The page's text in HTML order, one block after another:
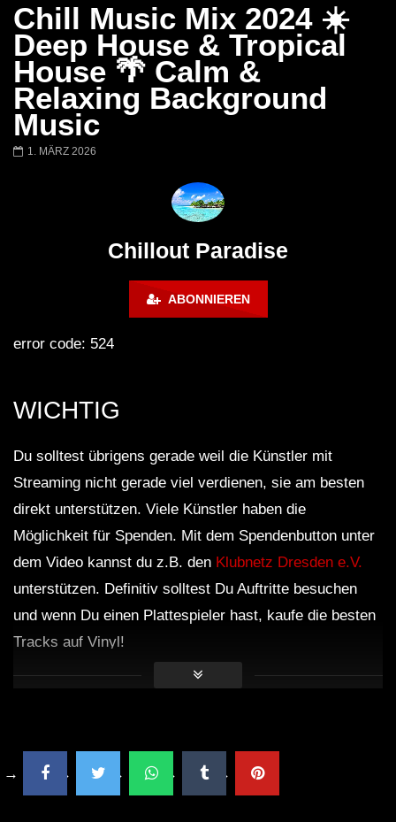
Später
01:02:49
Chillout Ibiza Lounge 2024 🍓
Calm & Relaxing Background
Music 🍓 Chill, Study, Work,
Lust. – Runaway
Chill Music Mix 2024 ☀️
Deep House & Tropical
House 🌴 Calm &
Relaxing Background
Music
1. MÄRZ 2026
Chillout Paradise
ABONNIEREN
error code: 524
WICHTIG
Du solltest übrigens gerade weil die Künstler mit
Streaming nicht gerade viel verdienen, sie am besten
direkt unterstützen. Viele Künstler haben die
Möglichkeit für Spenden. Mit dem Spendenbutton unter
dem Video kannst du z.B. den Klubnetz Dresden e.V.
unterstützen. Definitiv solltest Du Auftritte besuchen
und wenn Du einen Plattespieler hast, kaufe die besten
Tracks auf Vinyl!